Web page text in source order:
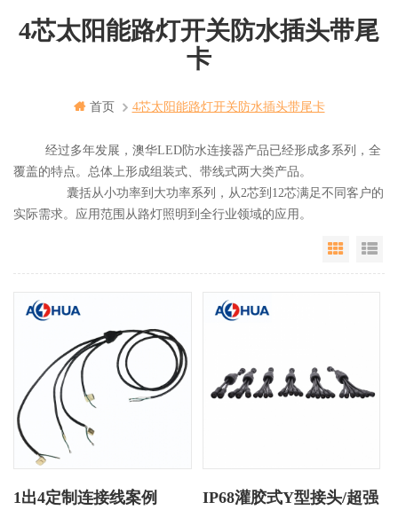
4芯太阳能路灯开关防水插头带尾
卡
首页 4芯太阳能路灯开关防水插头带尾卡
经过多年发展，澳华LED防水连接器产品已经形成多系列，全
覆盖的特点。总体上形成组装式、带线式两大类产品。
囊括从小功率到大功率系列，从2芯到12芯满足不同客户的
实际需求。应用范围从路灯照明到全行业领域的应用。
Grid
1出4定制连接线案例
IP68灌胶式Y型接头/超强